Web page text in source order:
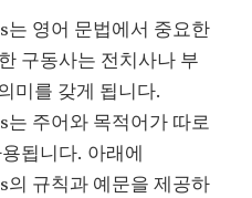
영어 문법에서 중요한
구동사는 전치사나 부
미를 갖게 됩니다.
주어와 목적어가 따로
됩니다. 아래에
규칙과 예문을 제공하